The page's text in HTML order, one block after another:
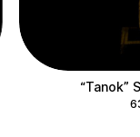
“Tanok”